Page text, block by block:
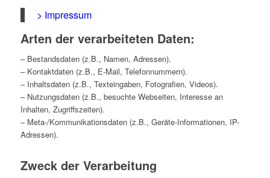
> Impressum
Arten der verarbeiteten Daten:
– Bestandsdaten (z.B., Namen, Adressen).
– Kontaktdaten (z.B., E-Mail, Telefonnummern).
– Inhaltsdaten (z.B., Texteingaben, Fotografien, Videos).
– Nutzungsdaten (z.B., besuchte Webseiten, Interesse an
Inhalten, Zugriffszeiten).
– Meta-/Kommunikationsdaten (z.B., Geräte-Informationen, IP-
Adressen).
Zweck der Verarbeitung